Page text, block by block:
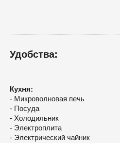
Удобства:
Кухня:
- Микроволновая печь
- Посуда
- Холодильник
- Электроплита
- Электрический чайник